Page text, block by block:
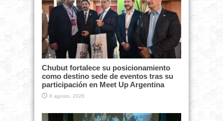
Chubut fortalece su posicionamiento
como destino sede de eventos tras su
participación en Meet Up Argentina
8 agosto, 2026